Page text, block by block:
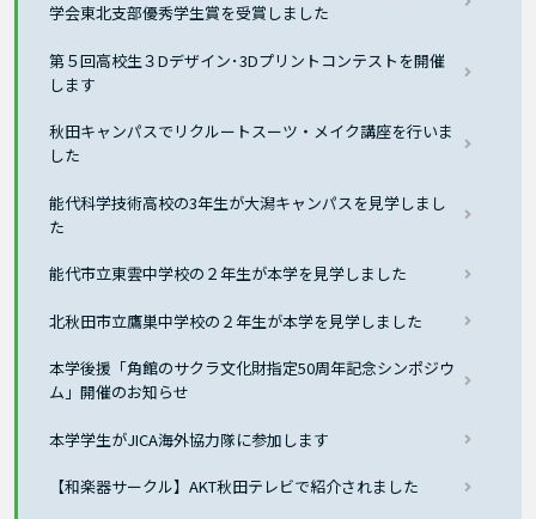
学会東北支部優秀学生賞を受賞しました
第５回高校生３Dデザイン･3Dプリントコンテストを開催
します
秋田キャンパスでリクルートスーツ・メイク講座を行いま
した
能代科学技術高校の3年生が大潟キャンパスを見学しまし
た
能代市立東雲中学校の２年生が本学を見学しました
北秋田市立鷹巣中学校の２年生が本学を見学しました
本学後援「角館のサクラ文化財指定50周年記念シンポジウ
ム」開催のお知らせ
本学学生がJICA海外協力隊に参加します
【和楽器サークル】AKT秋田テレビで紹介されました